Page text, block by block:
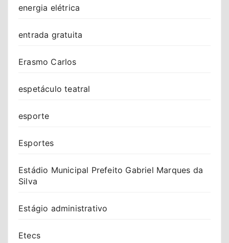
energia elétrica
entrada gratuita
Erasmo Carlos
espetáculo teatral
esporte
Esportes
Estádio Municipal Prefeito Gabriel Marques da
Silva
Estágio administrativo
Etecs